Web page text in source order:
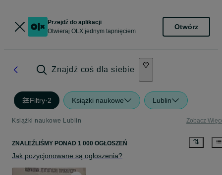
Przejdź do aplikacji
Otwieraj OLX jednym tapnięciem
Otwórz
Znajdź coś dla siebie
Filtry·2 Książki naukowe Lublin
Książki naukowe Lublin Zobacz
ZNALEŹLIŚMY PONAD 1 000 OGŁOSZEŃ
Jak pozycjonowane są ogłoszenia?